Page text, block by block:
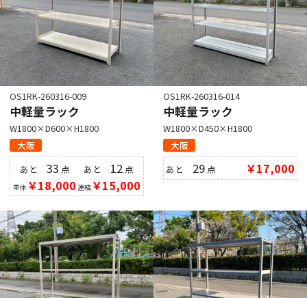
OS1RK-260316-009
中軽量ラック
W1800×D600×H1800
大阪
あと 33 点
単体 ￥18,000
あと 12 点
連結￥15,000
OS1RK-260316-014
中軽量ラック
W1800×D450×H1800
大阪
あと 29 点 ￥17,000